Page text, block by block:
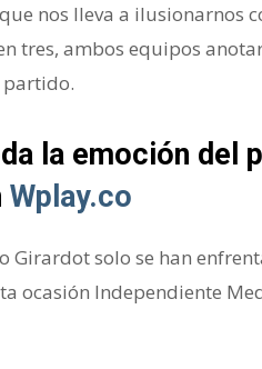
nos lleva a ilusionarnos
tres, ambos equipos
partido.
la emoción del
Wplay.co
Girardot solo se han
ocasión Independiente